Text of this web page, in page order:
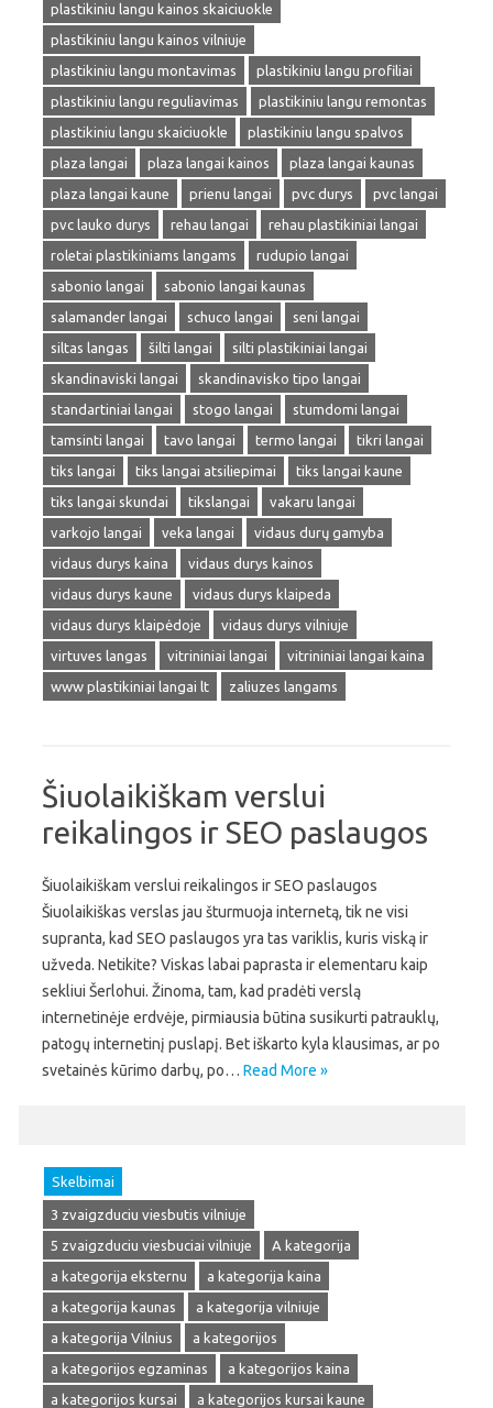
plastikiniu langu kainos skaiciuokle
plastikiniu langu kainos vilniuje
plastikiniu langu montavimas
plastikiniu langu profiliai
plastikiniu langu reguliavimas
plastikiniu langu remontas
plastikiniu langu skaiciuokle
plastikiniu langu spalvos
plaza langai
plaza langai kainos
plaza langai kaunas
plaza langai kaune
prienu langai pvc durys
pvc langai
pvc lauko durys
rehau langai
rehau plastikiniai langai
roletai plastikiniams langams
rudupio langai
sabonio langai
sabonio langai kaunas
salamander langai
schuco langai
seni langai
siltas langas
šilti langai
silti plastikiniai langai
skandinaviski langai
skandinavisko tipo langai
standartiniai langai
stogo langai
stumdomi langai
tamsinti langai
tavo langai termo langai
tikri langai
tiks langai
tiks langai atsiliepimai
tiks langai kaune
tiks langai skundai
tikslangai
vakaru langai
varkojo langai
veka langai
vidaus durų gamyba
vidaus durys kaina
vidaus durys kainos
vidaus durys kaune
vidaus durys klaipeda
vidaus durys klaipėdoje
vidaus durys vilniuje
virtuves langas
vitrininiai langai
vitrininiai langai kaina
www plastikiniai langai lt
zaliuzes langams
Šiuolaikiškam verslui
reikalingos ir SEO paslaugos
Šiuolaikiškam verslui reikalingos ir SEO paslaugos
Šiuolaikiškas verslas jau šturmuoja internetą, tik ne visi
supranta, kad SEO paslaugos yra tas variklis, kuris viską ir
užveda. Netikite? Viskas labai paprasta ir elementaru kaip
sekliui Šerlohui. Žinoma, tam, kad pradėti verslą
internetinėje erdvėje, pirmiausia būtina susikurti patrauklų,
patogų internetinį puslapį. Bet iškarto kyla klausimas, ar po
svetainės kūrimo darbų, po… Read More »
Skelbimai
3 zvaigzduciu viesbutis vilniuje
5 zvaigzduciu viesbuciai vilniuje
A kategorija
a kategorija eksternu
a kategorija kaina
a kategorija kaunas
a kategorija vilniuje
a kategorija Vilnius
a kategorijos
a kategorijos egzaminas
a kategorijos kaina
a kategorijos kursai
a kategorijos kursai kaune